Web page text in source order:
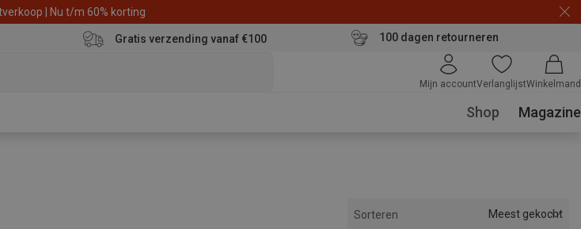
| Nu t/m 60% korting
Gratis verzending vanaf €100 100 dagen retourneren
Mijn accountVerlanglijstWinkelmand
Shop Magazine
Sorteren Meest gekocht